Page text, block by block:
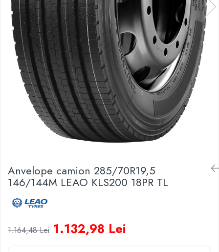
Anvelope camion 285/70R19,5
146/144M LEAO KLS200 18PR TL
1.164,48 Lei 1.132,98 Lei